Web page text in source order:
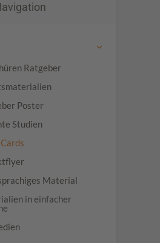
Ratgeber
Poster
Studien
Material
in einfacher